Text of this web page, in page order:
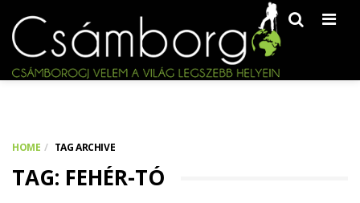
HOME TAG ARCHIVE
TAG: FEHÉR-TÓ